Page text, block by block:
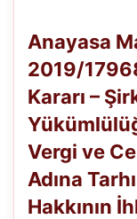
Anayasa
2019/
Kararı –
Vergi ve
Adına
Hakkının